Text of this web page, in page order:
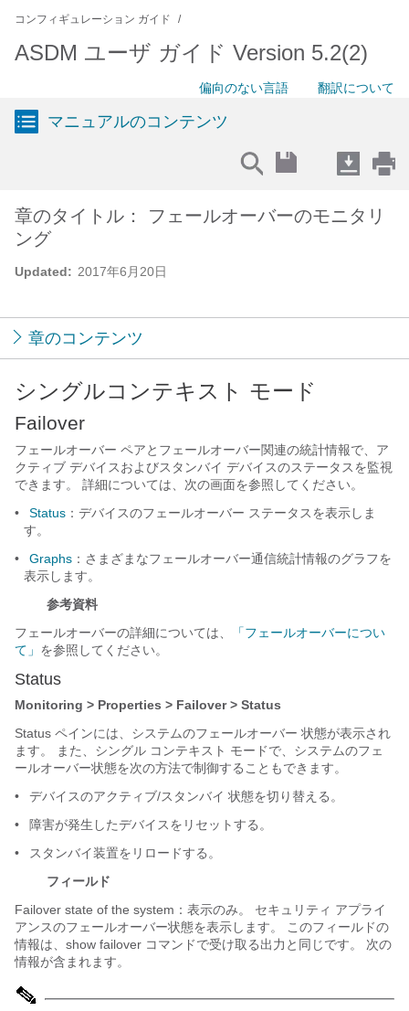
コンフィギュレーション ガイド
ASDM ユーザ ガイド Version 5.2(2)
偏向のない言語 翻訳について
マニュアルのコンテンツ
Updated: 2017年6月20日
章のタイトル： フェールオーバーのモニタリ
ング
章のコンテンツ
シングルコンテキスト モード
Failover
フェールオーバー ペアとフェールオーバー関連の統計情報で、ア
クティブ デバイスおよびスタンバイ デバイスのステータスを監視
できます。 詳細については、次の画面を参照してください。
•
Status ：デバイスのフェールオーバー ステータスを表示しま
す。
•
Graphs ：さまざまなフェールオーバー通信統計情報のグラフを
表示します。
参考資料
フェールオーバーの詳細については、
「フェールオーバーについ
て」 を参照してください。
Status
Monitoring > Properties > Failover > Status
Status ペインには、システムのフェールオーバー 状態が表示され
ます。 また、シングル コンテキスト モードで、システムのフェ
ールオーバー状態を次の方法で制御することもできます。
•
デバイスのアクティブ/スタンバイ 状態を切り替える。
•
障害が発生したデバイスをリセットする。
•
スタンバイ装置をリロードする。
フィールド
Failover state of the system：表示のみ。 セキュリティ アプライ
アンスのフェールオーバー状態を表示します。 このフィールドの
情報は、show failover コマンドで受け取る出力と同じです。 次の
情報が含まれます。